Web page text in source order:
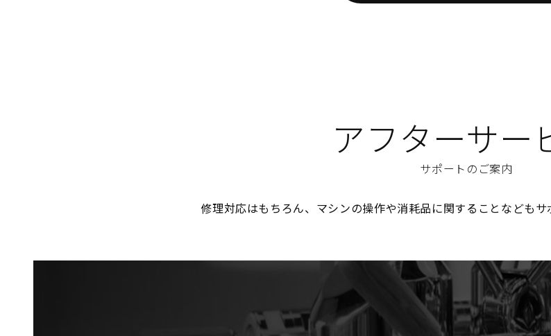
アフターサー
サポートのご案内
修理対応はもちろん、マシンの操作や消耗品に関することなどもサ